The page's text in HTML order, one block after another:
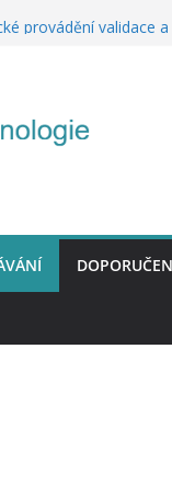
rizik IH-IVDR
provádění validace